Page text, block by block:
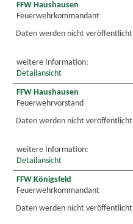
FFW Haushausen
Feuerwehrkommandant
Daten werden nicht veröffentlicht
weitere Information:
Detailansicht
FFW Haushausen
Feuerwehrvorstand
Daten werden nicht veröffentlicht
weitere Information:
Detailansicht
FFW Königsfeld
Feuerwehrkommandant
Daten werden nicht veröffentlicht